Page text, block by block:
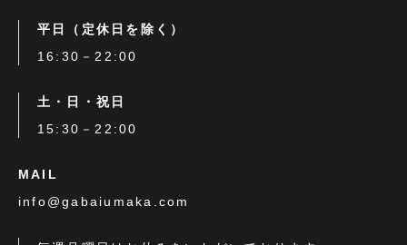
平日（定休日を除く）
16:30－22:00
土・日・祝日
15:30－22:00
MAIL
info@gabaiumaka.com